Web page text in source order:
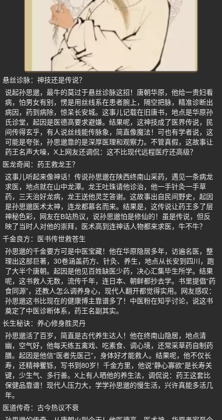
悬丝诊脉：神技还是传说？
说起孙思邈，最牛的莫过于悬丝诊脉这招！唐朝华原，他给一贵妇看
病，怕男女有别，愣是用丝线系在患者腕上，隔空把脉，精准诊断出
病因，药到病除，惊呆长安城。这事儿记载在旧唐书，地点是华原孙
氏诊堂，起因是医德高要求避嫌。结果呢，这神技成了医界传说，民
间传得玄乎，有人说丝线能传脉象，简直像魔法！可也有学者说，这
可能是夸张，孙思邈靠的是深厚医理和观察力。不管真假，这故事让
药王名声大噪，X上网友还调侃：这不比现代远程医疗还高级？
医龙奇闻：药王救龙王？
这事儿听起来像神话！传说孙思邈在陕西终南山采药，遇见一条病龙
求医，地点就在山中龙潭。龙王吐珠请他诊治，他一手针灸一手草
药，三天治好龙病，龙王送他灵芝答谢。这故事出自民间野史，起因
是孙思邈医术太神，连龙都慕名而来。结果是，这传说让药王多了层
神秘色彩，网友在B站热议，说孙思邈怕是修仙的！虽是传说，但反
映了当时人对他的崇拜，医术高到连神话人物都来求医，牛不牛？
千金良方：医书传世救苍生
孙思邈的千金要方可是中医宝藏！他在华原隐居多年，访遍名医，整
理出这部巨著，30卷涵盖药方、针灸、养生，地点从长安到四川，跑
了大半个唐朝。起因是他见百姓缺医少药，决心汇集毕生所学。结果
呢，这书救人无数，流传千年，连日本、朝鲜都抄去学。书里提倡“药
食同源”，还教人怎么调养身心，现代人翻开都觉得实用。网友感叹：
孙思邈这书比现在的健康博主靠谱多了！中医粉在知乎讨论，说这书
奠定了中医诊断体系，药王名副其实。
长生秘诀：养心修身胜灵丹
孙思邈活了百岁，简直是古代养生达人！他在终南山隐居，地点清
幽，空气好，他每天练五禽戏、吃素食、调心境，还常采草药自制药
膳。起因是他信“医者先医己”，身体好才能救人。结果呢，他不仅长
寿，还精神矍铄，写书到80岁！千金方里，他说“静心寡欲”是长寿关
键，少生气、多行善。X上有人晒他的养生法，调侃说：药王这套比
保健品靠谱！现代人压力大，学学孙思邈的慢生活，兴许真能多活几
年。
医道传奇：古今热议不衰